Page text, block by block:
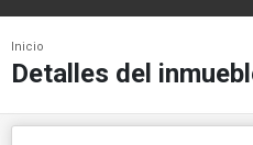
Inicio
Detalles del